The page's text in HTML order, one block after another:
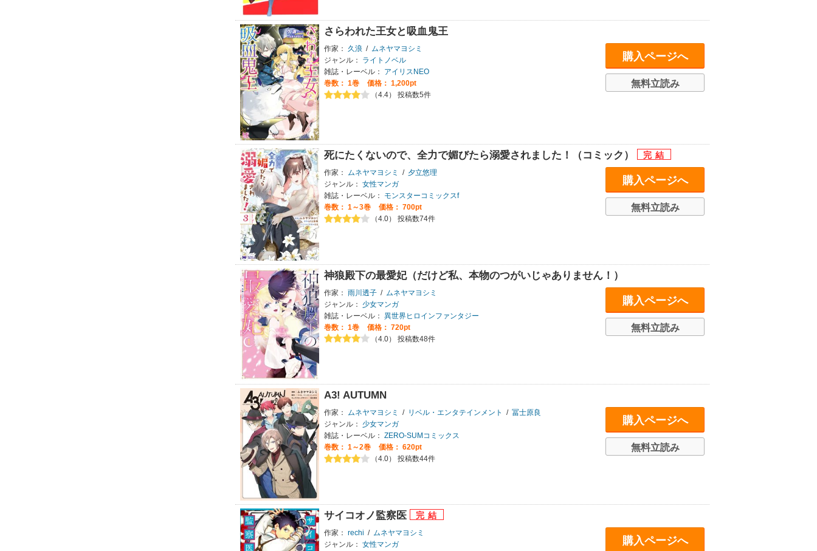
さらわれた王女と吸血鬼王
作家： 久浪 / ムネヤマヨシミ
ジャンル：
ライトノベル
雑誌・レーベル：
アイリスNEO
巻数： 1巻
価格： 1,200pt
（4.4） 投稿数5件
購入ページへ
無料立読み
死にたくないので、全力で媚びたら溺愛されました！（コミック）
作家： ムネヤマヨシミ / 夕立悠理
ジャンル： 女性マンガ
雑誌・レーベル：
モンスターコミックスf
巻数： 1～3巻
価格： 700pt
（4.0） 投稿数74件
購入ページへ
無料立読み
神狼殿下の最愛妃（だけど私、本物のつがいじゃありません！）
作家： 雨川透子 /
ムネヤマヨシミ
ジャンル：
少女マンガ
雑誌・レーベル： 異世界ヒロインファンタジー
巻数： 1巻
価格： 720pt
（4.0） 投稿数48件
購入ページへ
無料立読み
A3! AUTUMN
作家： ムネヤマヨシミ / リベル・エンタテインメント / 冨士原良
ジャンル：
少女マンガ
雑誌・レーベル： ZERO-SUMコミックス
巻数： 1～2巻
価格： 620pt
（4.0） 投稿数44件
購入ページへ
無料立読み
サイコオノ監察医
作家： rechi / ムネヤマヨシミ
ジャンル： 女性マンガ
購入ページへ